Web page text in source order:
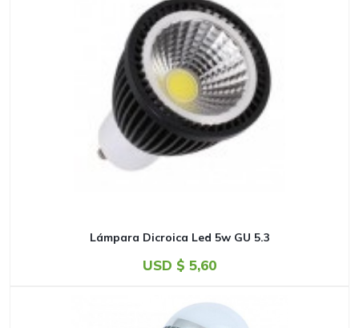
Lámpara Dicroica Led 5w GU 5.3
USD $ 5,60